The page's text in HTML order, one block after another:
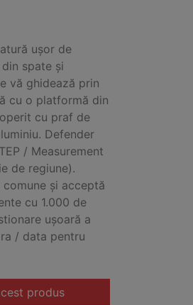
ușor de
spate și
vă ghidează prin
cu o platformă din
cu praf de
Defender
/ Measurement
de regiune).
și acceptă
cu 1.000 de
ușoară a
/ data pentru
produs